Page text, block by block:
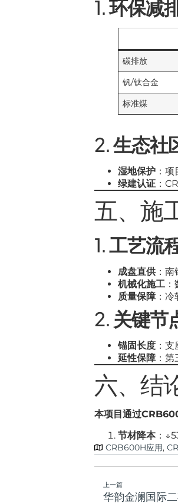
1.环保减
碳排放
钒/钛合金
标准煤
2.生态社
湿地保护 ：
绿建认证 ：
五、施
1.工艺流
成盘直供 ：
机械化施工
质量保障 ：
2. 关键节
锚固长度 ：
延性保障 ：
六、结
本项目通过
节材降本：
CRB600H应用,
上一篇
华韵金澜国际